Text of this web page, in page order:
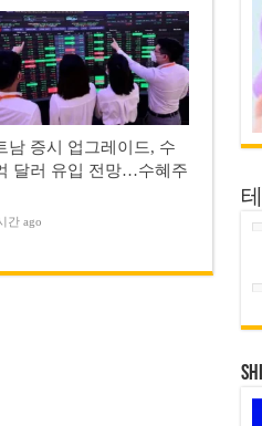
남 증시 업그레이드, 수
달러 유입 전망…수혜주
간 ago